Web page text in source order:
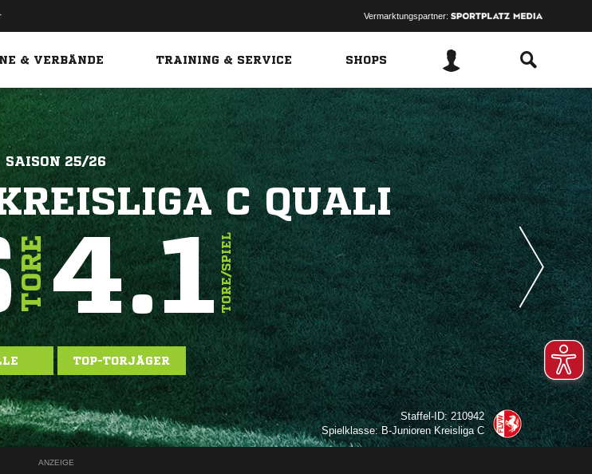
Vermarktungspartner:
& VERBÄNDE TRAINING & SERVICE SHOPS
SAISON 25/26
C QUALI
TORE4.1TORE/SPIEL
TOP-TORJÄGER
Staffel-ID: 210942
Spielklasse: B-Junioren Kreisliga C
ANZEIGE